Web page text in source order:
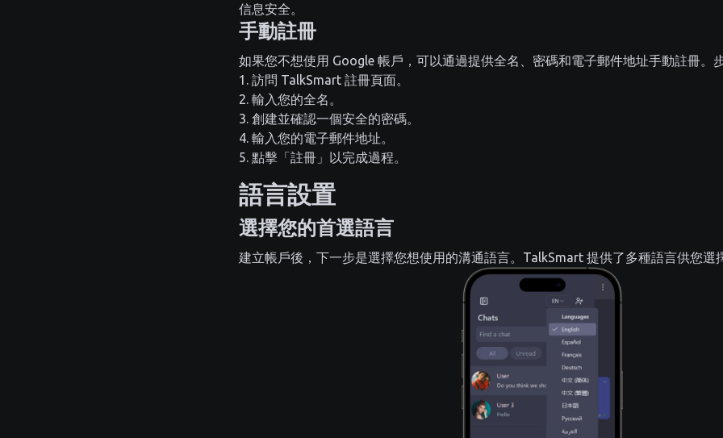
信息安全。
手動註冊
如果您不想使用 Google 帳戶，可以通過提供全名、密碼和電子郵件地址手動註冊。
訪問 TalkSmart 註冊頁面。
輸入您的全名。
創建並確認一個安全的密碼。
輸入您的電子郵件地址。
點擊「註冊」以完成過程。
語言設置
選擇您的首選語言
建立帳戶後，下一步是選擇您想使用的溝通語言。TalkSmart 提供了多種語言供您選